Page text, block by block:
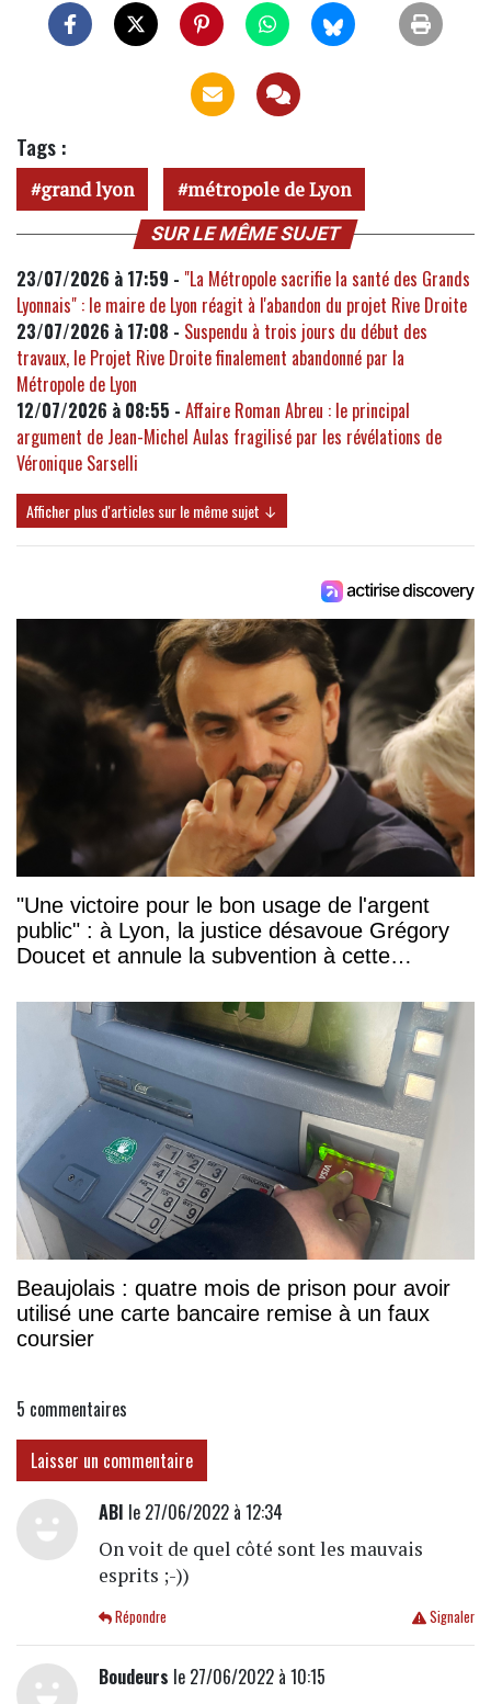
Tags :
grand lyon métropole de Lyon
SUR LE MÊME SUJET
23/07/2026 à 17:59 - "La Métropole sacrifie la santé des Grands
Lyonnais" : le maire de Lyon réagit à l'abandon du projet Rive Droite
23/07/2026 à 17:08 - Suspendu à trois jours du début des
travaux, le Projet Rive Droite finalement abandonné par la
Métropole de Lyon
12/07/2026 à 08:55 - Affaire Roman Abreu : le principal
argument de Jean-Michel Aulas fragilisé par les révélations de
Véronique Sarselli
Afficher plus d'articles sur le même sujet ↓
"Une victoire pour le bon usage de l'argent
public" : à Lyon, la justice désavoue Grégory
Doucet et annule la subvention à cette
Beaujolais : quatre mois de prison pour avoir
utilisé une carte bancaire remise à un faux
coursier
5 commentaires
Laisser un commentaire
ABI le 27/06/2022 à 12:34
On voit de quel côté sont les mauvais
esprits ;-))
Signaler
Répondre
Boudeurs le 27/06/2022 à 10:15